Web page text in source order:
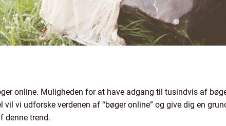
online. Muligheden for at have adgang til tusindvis af
vi udforske verdenen af “bøger online” og give dig en
denne trend.